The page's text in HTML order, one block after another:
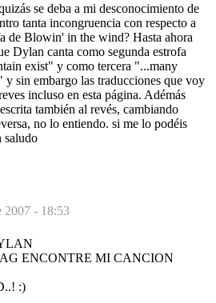
se deba a mi desconocimiento de
tanta incongruencia con respecto a
de Blowin' in the wind? Hasta ahora
Dylan canta como segunda estrofa
exist" y como tercera "...many
y sin embargo las traducciones que voy
incluso en esta página. Adémás
también al revés, cambiando
no lo entiendo. si me lo podéis
saludo
2007 - 18:53
ENCONTRE MI CANCION
:)